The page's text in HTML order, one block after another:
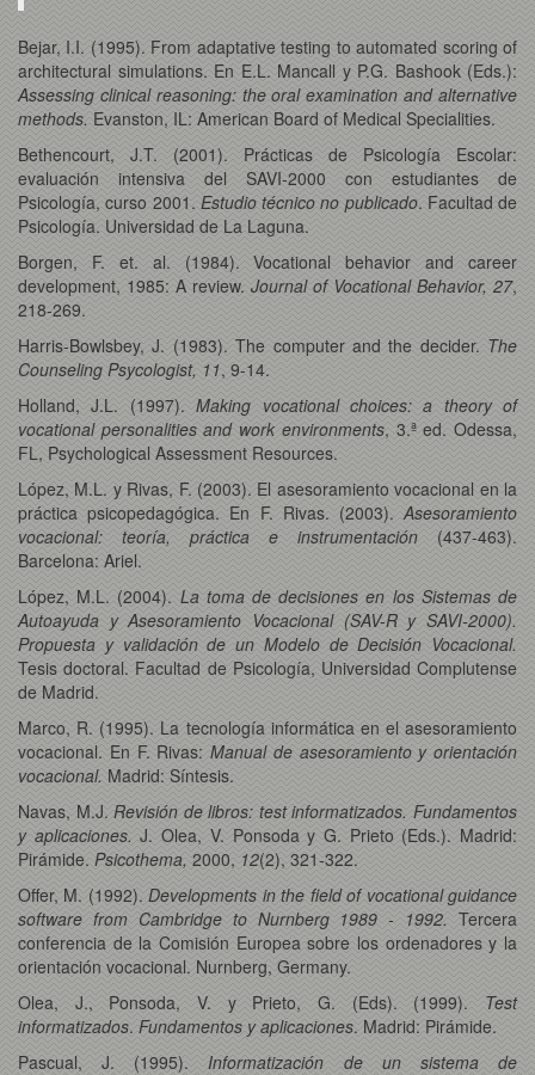
Bejar, I.I. (1995). From adaptative testing to automated scoring of
architectural simulations. En E.L. Mancall y P.G. Bashook (Eds.):
Assessing clinical reasoning: the oral examination and alternative
methods. Evanston, IL: American Board of Medical Specialities.
Bethencourt, J.T. (2001). Prácticas de Psicología Escolar:
evaluación intensiva del SAVI-2000 con estudiantes de
Psicología, curso 2001. Estudio técnico no publicado. Facultad de
Psicología. Universidad de La Laguna.
Borgen, F. et. al. (1984). Vocational behavior and career
development, 1985: A review. Journal of Vocational Behavior, 27,
218-269.
Harris-Bowlsbey, J. (1983). The computer and the decider. The
Counseling Psycologist, 11, 9-14.
Holland, J.L. (1997).Making vocational choices: a theory of
vocational personalities and work environments, 3.ª ed. Odessa,
FL, Psychological Assessment Resources.
López, M.L. y Rivas, F. (2003). El asesoramiento vocacional en la
práctica psicopedagógica. En F. Rivas. (2003). Asesoramiento
vocacional: teoría, práctica e instrumentación (437-463).
Barcelona: Ariel.
López, M.L. (2004). La toma de decisiones en los Sistemas de
Autoayuda y Asesoramiento Vocacional (SAV-R y SAVI-2000).
Propuesta y validación de un Modelo de Decisión Vocacional.
Tesis doctoral. Facultad de Psicología, Universidad Complutense
de Madrid.
Marco, R. (1995). La tecnología informática en el asesoramiento
vocacional. En F. Rivas: Manual de asesoramiento y orientación
vocacional. Madrid: Síntesis.
Navas, M.J.Revisión de libros: test informatizados. Fundamentos
y aplicaciones. J. Olea, V. Ponsoda y G. Prieto (Eds.). Madrid:
Pirámide. Psicothema, 2000, 12(2), 321-322.
Offer, M. (1992).Developments in the field of vocational guidance
software from Cambridge to Nurnberg 1989 - 1992. Tercera
conferencia de la Comisión Europea sobre los ordenadores y la
orientación vocacional. Nurnberg, Germany.
Olea, J., Ponsoda, V. y Prieto, G. (Eds). (1999). Test
informatizados. Fundamentos y aplicaciones. Madrid: Pirámide.
Pascual, J. (1995). Informatización de un sistema de